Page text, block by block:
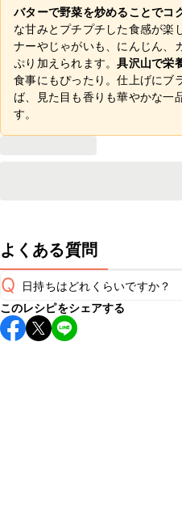
バターで野菜を炒めることでコ
な甘みとプチプチした食感が楽
ナーやじゃがいも、にんじん、
ぷり加えられます。具沢山で栄
食事にもぴったり。仕上げにブ
ば、見た目も香りも華やかな一
す。
よくある質問
Q 日持ちはどれくらいですか？
保存期間は冷蔵で翌日中が目
し上がりください。
このレシピをシェアする